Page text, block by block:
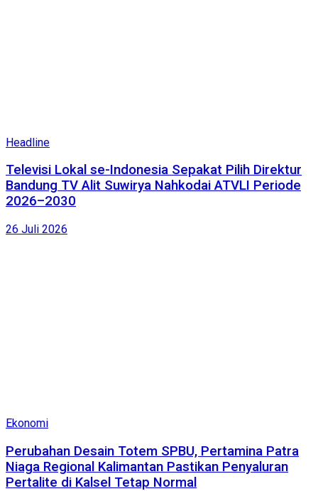
Headline
Televisi Lokal se-Indonesia Sepakat Pilih Direktur
Bandung TV Alit Suwirya Nahkodai ATVLI Periode
2026–2030
26 Juli 2026
Ekonomi
Perubahan Desain Totem SPBU, Pertamina Patra
Niaga Regional Kalimantan Pastikan Penyaluran
Pertalite di Kalsel Tetap Normal